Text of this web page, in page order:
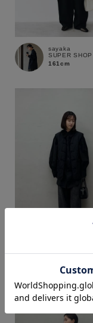
sayaka
SUPER SHOP
161cm
161cm